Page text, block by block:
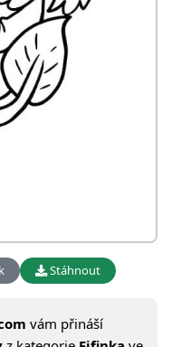
Stáhnout
vám přináší